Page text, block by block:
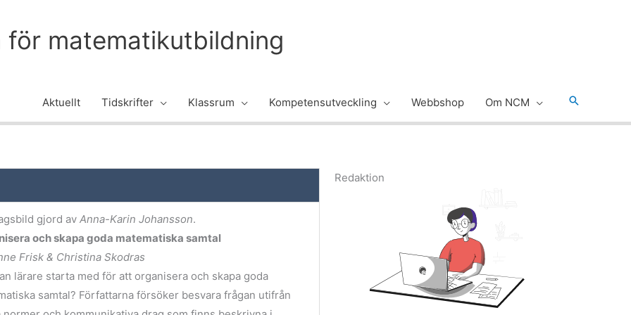
matematikutbildning
Aktuellt Tidskrifter Klassrum Kompetensutveckling Webbshop Om NCM Sök
gjord av Anna-Karin Johansson.
och skapa goda matematiska samtal
Frisk & Christina Skodras
lärare starta med för att organisera och skapa goda
samtal? Författarna försöker besvara frågan utifrån
Redaktion